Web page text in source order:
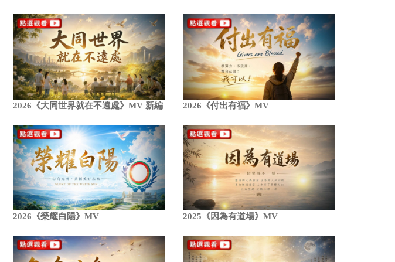
2026《大同世界就在不遠處》MV 新編 2026《付出有福》MV
2026《榮耀白陽》MV 2025《因為有道場》MV